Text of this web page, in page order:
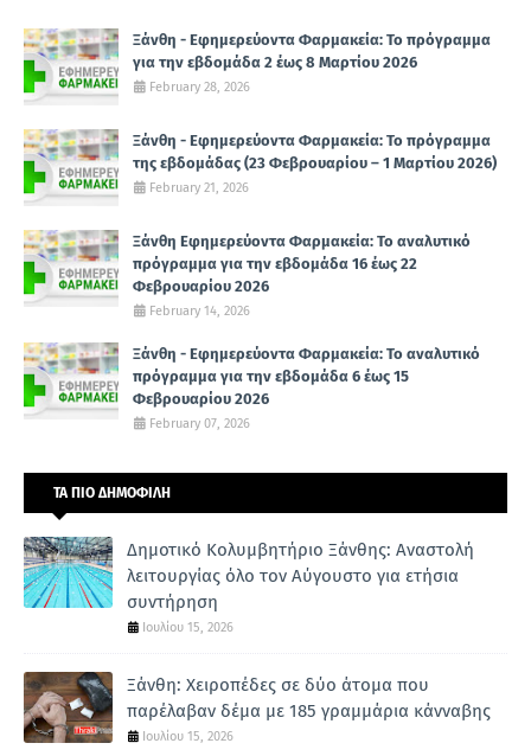
Ξάνθη - Εφημερεύοντα Φαρμακεία: Το πρόγραμμα
για την εβδομάδα 2 έως 8 Μαρτίου 2026
February 28, 2026
Ξάνθη - Εφημερεύοντα Φαρμακεία: Το πρόγραμμα
της εβδομάδας (23 Φεβρουαρίου – 1 Μαρτίου 2026)
February 21, 2026
Ξάνθη Εφημερεύοντα Φαρμακεία: Το αναλυτικό
πρόγραμμα για την εβδομάδα 16 έως 22
Φεβρουαρίου 2026
February 14, 2026
Ξάνθη - Εφημερεύοντα Φαρμακεία: Το αναλυτικό
πρόγραμμα για την εβδομάδα 6 έως 15
Φεβρουαρίου 2026
February 07, 2026
ΤΑ ΠΙΟ ΔΗΜΟΦΙΛΗ
Δημοτικό Κολυμβητήριο Ξάνθης: Αναστολή
λειτουργίας όλο τον Αύγουστο για ετήσια
συντήρηση
Ιουλίου 15, 2026
Ξάνθη: Χειροπέδες σε δύο άτομα που
παρέλαβαν δέμα με 185 γραμμάρια κάνναβης
Ιουλίου 15, 2026